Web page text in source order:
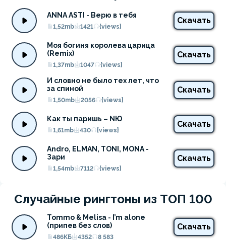
ANNA ASTI - Верю в тебя
1,52mb 1421 {views}
Скачать
Моя богиня королева царица
(Remix)
1,37mb 1047 {views}
Скачать
И словно не было тех лет, что
за спиной
1,50mb 2056 {views}
Скачать
Как ты паришь – NЮ
1,61mb 430 {views}
Скачать
Andro, ELMAN, TONI, MONA -
Зари
1,54mb 7112 {views}
Скачать
Случайные рингтоны из ТОП 100
Tommo & Melisa - I’m alone
(припев без слов)
486КБ 4352 8 583
Скачать